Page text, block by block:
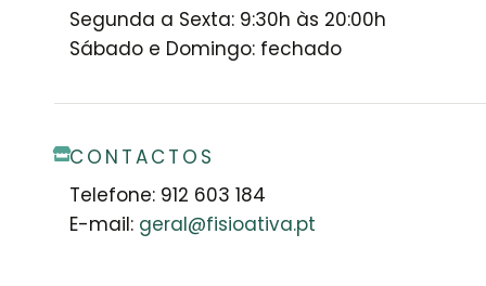
Segunda a Sexta: 9:30h às 20:00h
Sábado e Domingo: fechado
CONTACTOS
Telefone: 912 603 184
E-mail: geral@fisioativa.pt